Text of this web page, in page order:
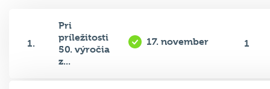
1.
Pri
príležitosti
50. výročia
z...
17. november 1